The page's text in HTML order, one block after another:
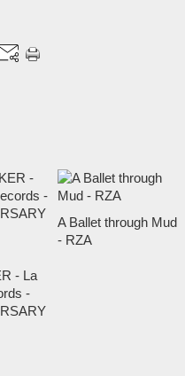
- La
-
A Ballet through Mud
- RZA